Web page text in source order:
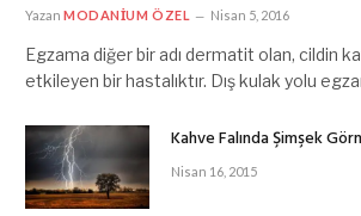
Yazan MODANIUM ÖZEL Nisan 5, 2016
Egzama diğer bir adı dermatit olan, cildin
etkileyen bir hastalıktır. Dış kulak yolu
Kahve Falında Şimşek
Nisan 16, 2015